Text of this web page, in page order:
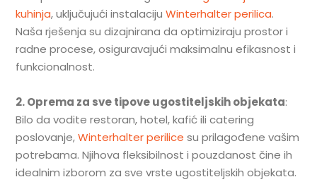
kuhinja, uključujući instalacijuWinterhalter perilica.
Naša rješenja su dizajnirana da optimiziraju prostor i
radne procese, osiguravajući maksimalnu efikasnost i
funkcionalnost.
2. Oprema za sve tipove ugostiteljskih objekata:
Bilo da vodite restoran, hotel, kafić ili catering
poslovanje,Winterhalter perilice su prilagođene vašim
potrebama. Njihova fleksibilnost i pouzdanost čine ih
idealnim izborom za sve vrste ugostiteljskih objekata.